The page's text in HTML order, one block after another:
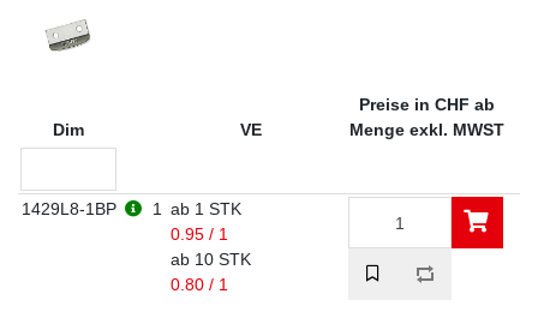
Dim VE
Preise in CHF ab
Menge exkl. MWST
1429L8-1BP 1
ab 1 STK
0.95 / 1
ab 10 STK
0.80 / 1